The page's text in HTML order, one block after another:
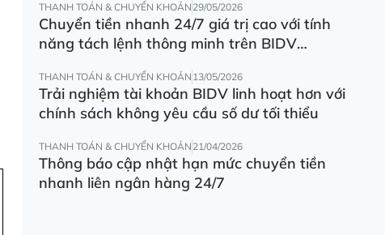
THANH TOÁN & CHUYỂN KHOẢN 29/05/2026
Chuyển tiền nhanh 24/7 giá trị cao với tính
năng tách lệnh thông minh trên BIDV
THANH TOÁN & CHUYỂN KHOẢN 13/05/2026
Trải nghiệm tài khoản BIDV linh hoạt hơn với
chính sách không yêu cầu số dư tối thiểu
THANH TOÁN & CHUYỂN KHOẢN 21/04/2026
Thông báo cập nhật hạn mức chuyển tiền
nhanh liên ngân hàng 24/7